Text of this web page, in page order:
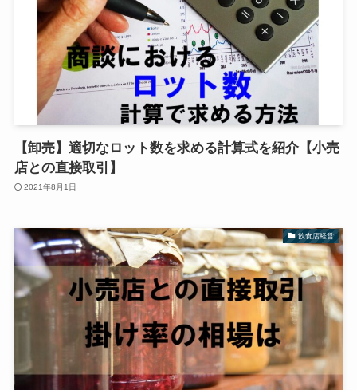
【卸売】適切なロット数を求める計算式を紹介【小売
店との直接取引】
2021年8月1日
飲食店経営